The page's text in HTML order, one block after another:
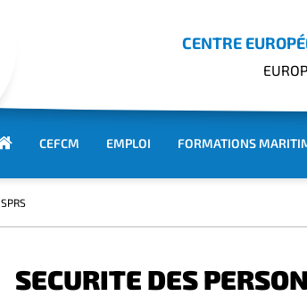
CENTRE
CEFCM EMPLOI FORMATIONS
SPRS
SECURITE DES